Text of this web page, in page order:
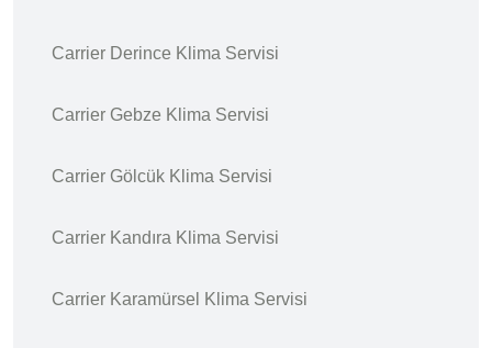
Carrier Derince Klima Servisi
Carrier Gebze Klima Servisi
Carrier Gölcük Klima Servisi
Carrier Kandıra Klima Servisi
Carrier Karamürsel Klima Servisi